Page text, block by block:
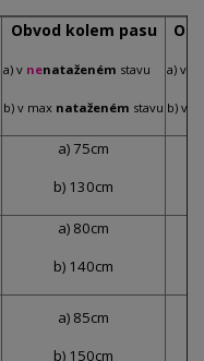
Obvod kolem pasu
a) v nenataženém stavu
b) v max nataženém stavu
a) v
b) v
a) 75cm
b) 130cm
a) 80cm
b) 140cm
a) 85cm
b) 150cm